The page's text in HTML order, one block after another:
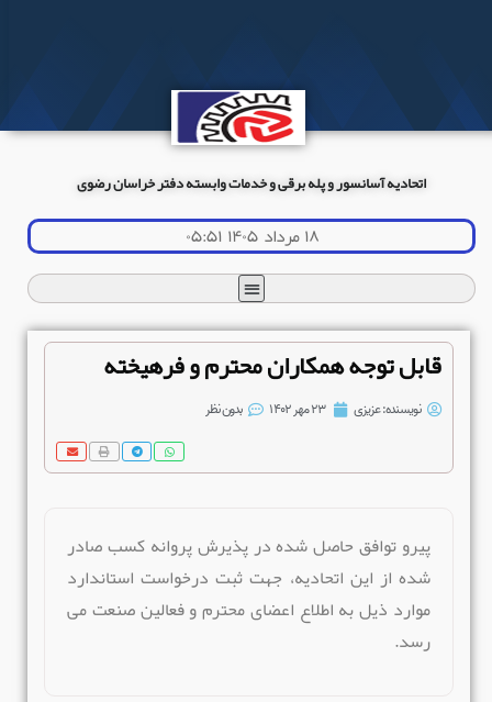
اتحادیه آسانسور و پله برقی و خدمات وابسته دفتر خراسان رضوی
۱۸ مرداد ۱۴۰۵ ۰۵:۵۱
قابل توجه همکاران محترم و فرهیخته
نویسنده:عزیزی ۲۳ مهر ۱۴۰۲ بدون نظر
پيرو توافق حاصل شده در پذیرش پروانه کسب صادر
شده از این اتحادیه، جهت ثبت درخواست استاندارد
موارد ذیل به اطلاع اعضای محترم و فعالین صنعت می
رسد.